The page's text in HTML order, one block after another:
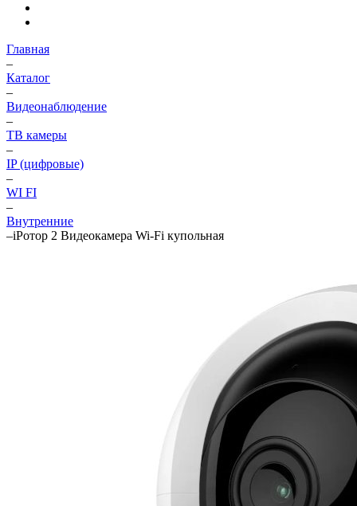
Главная
–
Каталог
–
Видеонаблюдение
–
ТВ камеры
–
IP (цифровые)
–
WI FI
–
Внутренние
–iРотор 2 Видеокамера Wi-Fi купольная